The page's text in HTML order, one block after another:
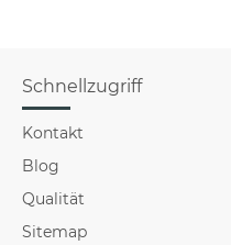
Schnellzugriff
Kontakt
Blog
Qualität
Sitemap